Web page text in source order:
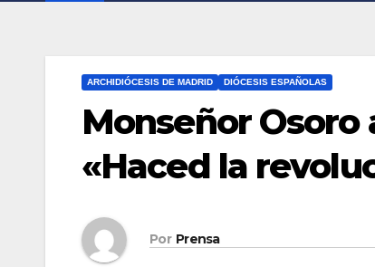
ARCHIDIÓCESIS DE MADRID DIÓCESIS ESPAÑOLAS
Monseñor Osoro
«Haced la
Por Prensa